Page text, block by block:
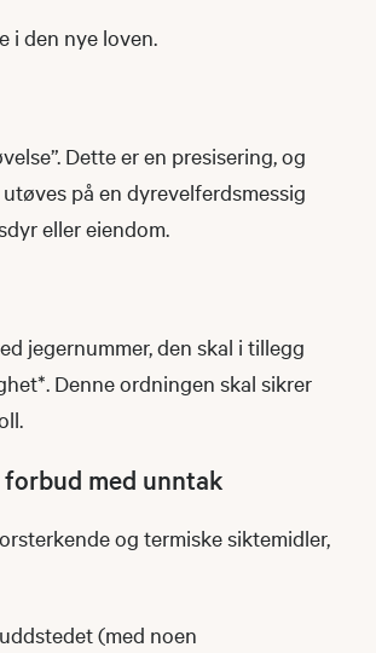
i den nye loven.
Dette er en presisering, og
på en dyrevelferdsmessig
eller eiendom.
jegernummer, den skal i tillegg
Denne ordningen skal sikrer
med unntak
og termiske siktemidler,
(med noen